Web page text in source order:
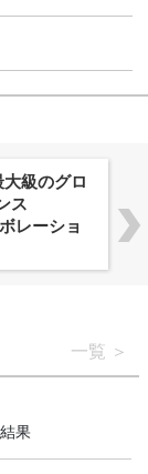
級のグロ
ス
レーショ
一覧
果